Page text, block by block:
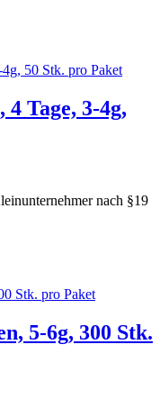
Tage, 3-4g,
nach §19
5-6g, 300 Stk.